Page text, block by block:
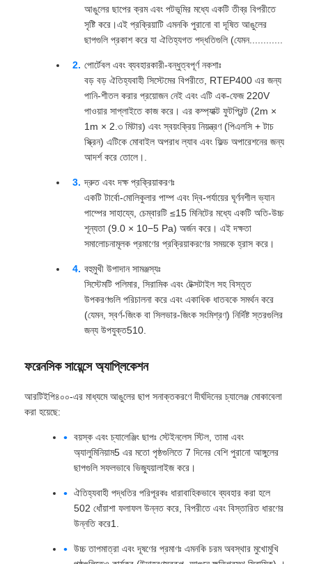
আঙুলের ছাপের ক্রম এবং পটভূমির মধ্যে একটি তীব্র বিপরীতে
সৃষ্টি করে।এই প্রক্রিয়াটি এমনকি পুরানো বা দূষিত আঙুলের
ছাপগুলি প্রকাশ করে যা ঐতিহ্যগত পদ্ধতিগুলি (যেমন............
পোর্টেবল এবং ব্যবহারকারী-বন্ধুত্বপূর্ণ নকশাঃ
বড় বড় ঐতিহ্যবাহী সিস্টেমের বিপরীতে, RTEP400 এর জন্য
পানি-শীতল করার প্রয়োজন নেই এবং এটি এক-ফেজ 220V
পাওয়ার সাপ্লাইতে কাজ করে। এর কম্প্যাক্ট ফুটপ্রিন্ট (2m ×
1m × 2.৩ মিটার) এবং স্বয়ংক্রিয় নিয়ন্ত্রণ (পিএলসি + টাচ
স্ক্রিন) এটিকে মোবাইল অপরাধ ল্যাব এবং ফিল্ড অপারেশনের জন্য
আদর্শ করে তোলে।.
দ্রুত এবং দক্ষ প্রক্রিয়াকরণঃ
একটি টার্বো-মোলিকুলার পাম্প এবং দ্বি-পর্যায়ের ঘূর্ণনশীল ভ্যান
পাম্পের সাহায্যে, চেম্বারটি ≤15 মিনিটের মধ্যে একটি অতি-উচ্চ
শূন্যতা (9.0 × 10−5 Pa) অর্জন করে। এই দক্ষতা
সমালোচনামূলক প্রমাণের প্রক্রিয়াকরণের সময়কে হ্রাস করে।
বহুমুখী উপাদান সামঞ্জস্যঃ
সিস্টেমটি পলিমার, সিরামিক এবং টেক্সটাইল সহ বিস্তৃত
উপকরণগুলি পরিচালনা করে এবং একাধিক ধাতবকে সমর্থন করে
(যেমন, স্বর্ণ-জিংক বা সিলভার-জিংক সংমিশ্রণ) নির্দিষ্ট স্তরগুলির
জন্য উপযুক্ত510.
ফরেনসিক সায়েন্সে অ্যাপ্লিকেশন
আরটিইপি৪০০-এর মাধ্যমে আঙুলের ছাপ সনাক্তকরণে দীর্ঘদিনের চ্যালেঞ্জ মোকাবেলা
করা হয়েছে:
বয়স্ক এবং চ্যালেঞ্জিং ছাপঃ স্টেইনলেস স্টিল, তামা এবং
অ্যালুমিনিয়াম5 এর মতো পৃষ্ঠগুলিতে 7 দিনের বেশি পুরানো আঙ্গুলের
ছাপগুলি সফলভাবে ভিজ্যুয়ালাইজ করে।
ঐতিহ্যবাহী পদ্ধতির পরিপূরকঃ ধারাবাহিকভাবে ব্যবহার করা হলে
502 ধোঁয়াশা ফলাফল উন্নত করে, বিপরীতে এবং বিস্তারিত ধারণের
উন্নতি করে1.
উচ্চ তাপমাত্রা এবং দূষণের প্রমাণঃ এমনকি চরম অবস্থার মুখোমুখি